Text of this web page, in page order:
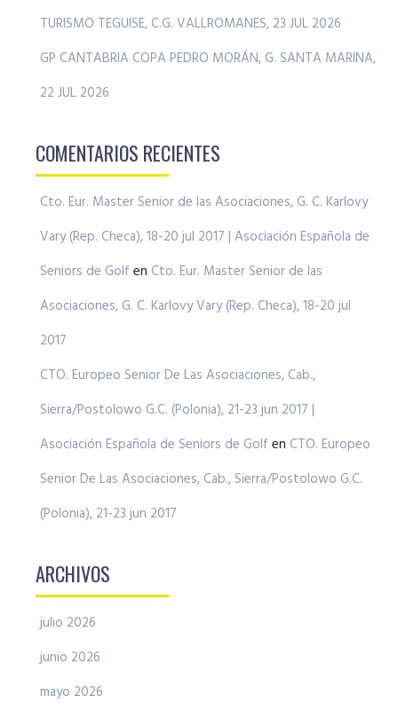
TURISMO TEGUISE, C.G. VALLROMANES, 23 JUL 2026
GP CANTABRIA COPA PEDRO MORÁN, G. SANTA MARINA,
22 JUL 2026
COMENTARIOS RECIENTES
Cto. Eur. Master Senior de las Asociaciones, G. C. Karlovy
Vary (Rep. Checa), 18-20 jul 2017 | Asociación Española de
Seniors de Golf en Cto. Eur. Master Senior de las
Asociaciones, G. C. Karlovy Vary (Rep. Checa), 18-20 jul
2017
CTO. Europeo Senior De Las Asociaciones, Cab.,
Sierra/Postolowo G.C. (Polonia), 21-23 jun 2017 |
Asociación Española de Seniors de Golf en CTO. Europeo
Senior De Las Asociaciones, Cab., Sierra/Postolowo G.C.
(Polonia), 21-23 jun 2017
ARCHIVOS
julio 2026
junio 2026
mayo 2026